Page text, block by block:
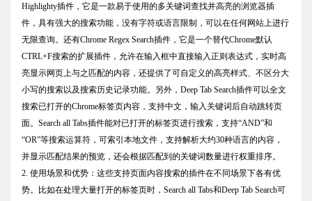
Highlighty插件，它是一款易于使用的多关键词查找并高亮的浏览器插
件，具有强大的搜索功能，没有字符或语言限制，可以在任何网站上进行
无限查询。还有Chrome Regex Search插件，它是一个替代Chrome默认
CTRL+F搜索的扩展插件，允许在输入框中直接输入正则表达式，实时高
亮显示网页上与之匹配的内容，还提供了可自定义的高亮样式、不区分大
小写的搜索以及搜索历史记录功能。另外，Deep Tab Search插件可以全文
搜索已打开的Chrome标签页内容，支持中文，输入关键词后自动跳转页
面。Search all Tabs插件能对已打开的标签页进行搜索，支持“AND”和
“OR”等搜索运算符，可索引本地文件，支持解析大约30种语言的内容，
并显示匹配结果的预览，还会根据匹配到的关键词数量进行权重排序。
2. 使用场景和优势：这些支持页面内容搜索的插件在不同场景下各有优
势。比如在处理大量打开的标签页时，Search all Tabs和Deep Tab Search可